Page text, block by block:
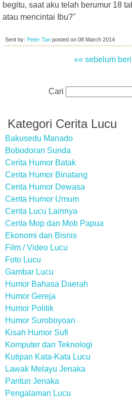
begitu, saat aku telah berumur 18
atau mencintai Ibu?"
Sent by: Peter Tan posted on 08 March 2014
«« sebelum
Cari
Kategori Cerita Lucu
Bakusedu Manado
Bobodoran Sunda
Cerita Humor Batak
Cerita Humor Binatang
Cerita Humor Dewasa
Cerita Humor Umum
Cerita Lucu Lainnya
Cerita Mop dan Mob Papua
Ekonomi dan Bisnis
Film / Video Lucu
Foto Lucu
Gambar Lucu
Humor Bahasa Daerah
Humor Gereja
Humor Politik
Humor Suroboyoan
Kisah Humor Sufi
Komputer dan Teknologi
Kutipan Kata-Kata Lucu
Lawak Melayu Jenaka
Pantun Jenaka
Pengalaman Lucu